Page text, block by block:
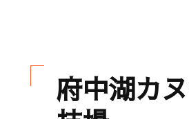
府中湖カ